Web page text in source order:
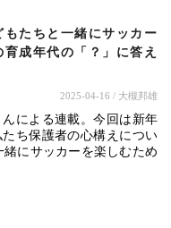
たちと一緒にサッカー
成年代の「？」に答え
2025-04-16 / 大槻邦雄
による連載。今回は新年
ち保護者の心構えについ
にサッカーを楽しむため